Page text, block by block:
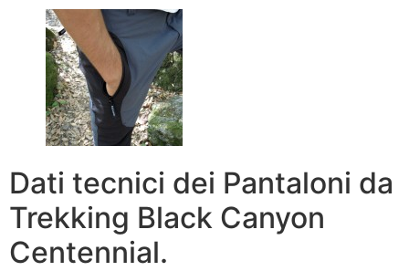
Dati tecnici dei Pantaloni da
Trekking Black Canyon
Centennial.